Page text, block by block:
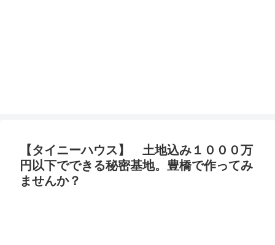
【タイニーハウス】 土地込み１０００万
円以下でできる秘密基地。豊橋で作ってみ
ませんか？